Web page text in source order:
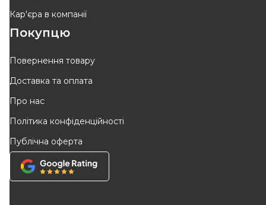
KLOKKERHOLM
ВІДСУТНІЙ
Кар'єра в компанії
Покупцю
Повернення товару
Доставка та оплата
Про нас
Політика конфіденційності
Публічна оферта